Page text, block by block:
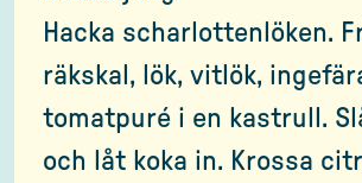
Hacka scharlottenlöken.
räkskal, lök, vitlök,
tomatpuré i en kastrull.
och låt koka in. Krossa